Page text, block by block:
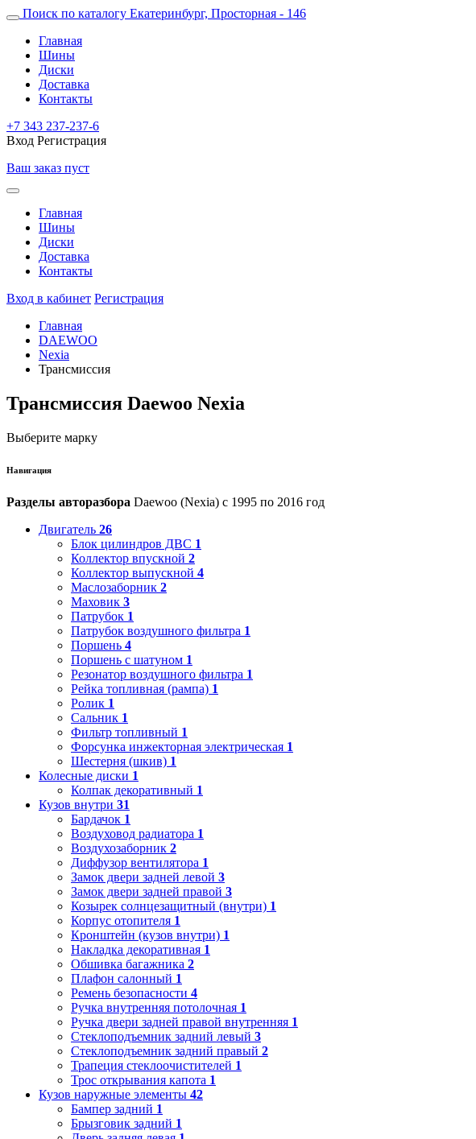
Поиск по каталогу Екатеринбург, Просторная - 146
Главная
Шины
Диски
Доставка
Контакты
+7 343 237-237-6
Вход Регистрация
Ваш заказ пуст
Главная
Шины
Диски
Доставка
Контакты
Вход в кабинет Регистрация
Главная
DAEWOO
Nexia
Трансмиссия
Трансмиссия Daewoo Nexia
Выберите марку
Навигация
Разделы авторазбора Daewoo (Nexia) с 1995 по 2016 год
Двигатель 26
Блок цилиндров ДВС 1
Коллектор впускной 2
Коллектор выпускной 4
Маслозаборник 2
Маховик 3
Патрубок 1
Патрубок воздушного фильтра 1
Поршень 4
Поршень с шатуном 1
Резонатор воздушного фильтра 1
Рейка топливная (рампа) 1
Ролик 1
Сальник 1
Фильтр топливный 1
Форсунка инжекторная электрическая 1
Шестерня (шкив) 1
Колесные диски 1
Колпак декоративный 1
Кузов внутри 31
Бардачок 1
Воздуховод радиатора 1
Воздухозаборник 2
Диффузор вентилятора 1
Замок двери задней левой 3
Замок двери задней правой 3
Козырек солнцезащитный (внутри) 1
Корпус отопителя 1
Кронштейн (кузов внутри) 1
Накладка декоративная 1
Обшивка багажника 2
Плафон салонный 1
Ремень безопасности 4
Ручка внутренняя потолочная 1
Ручка двери задней правой внутренняя 1
Стеклоподъемник задний левый 3
Стеклоподъемник задний правый 2
Трапеция стеклоочистителей 1
Трос открывания капота 1
Кузов наружные элементы 42
Бампер задний 1
Брызговик задний 1